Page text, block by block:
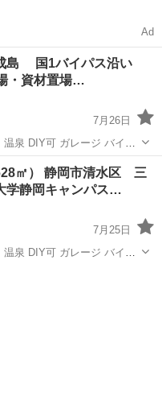
Ad
島 国1バイパス沿い
・資材置場…
7月26日
温泉 DIY可 ガレージ バイク
㎡） 静岡市清水区 三
学静岡キャンパス…
7月25日
温泉 DIY可 ガレージ バイク